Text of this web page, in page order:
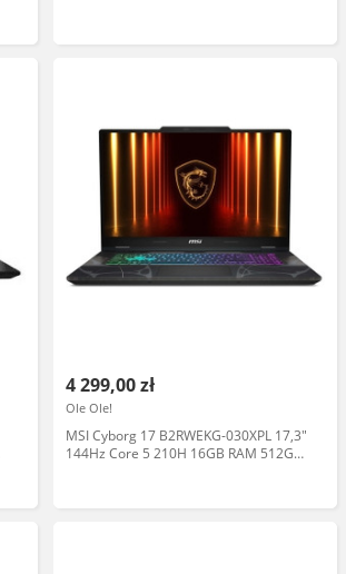
4 299,00 zł
Ole Ole!
MSI Cyborg 17 B2RWEKG-030XPL 17,3"
144Hz Core 5 210H 16GB RAM 512GB